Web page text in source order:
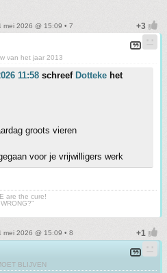
mei 2026 @ 15:09 • 7
van het jaar 2013
11:58 schreef Dotteke het
groots vieren
voor je vrijwilligers werk
are the cure!
mei 2026 @ 15:09 • 8
BLIJVEN